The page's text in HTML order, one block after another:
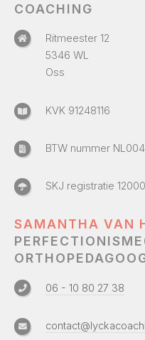
COACHING
Ritmeester 12
5346 WL
Oss
KVK 91248116
BTW nummer
SKJ registratie
SAMANTHA VAN
06 - 10 80 27 38